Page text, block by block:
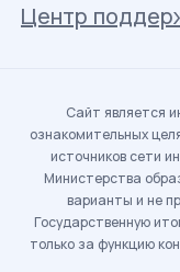
Центр
Сайт является
ознакомительных
источников сети
Министерства
варианты и не
Государственную
только за функцию